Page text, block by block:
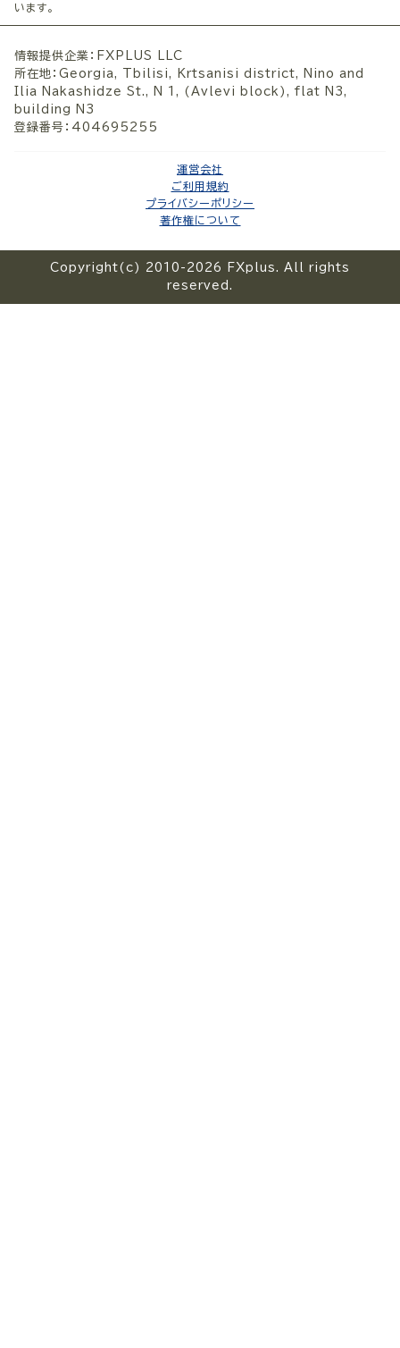
います。
情報提供企業：FXPLUS LLC
所在地：Georgia, Tbilisi, Krtsanisi district, Nino and
Ilia Nakashidze St., N 1, (Avlevi block), flat N3,
building N3
登録番号：404695255
運営会社
ご利用規約
プライバシーポリシー
著作権について
Copyright(c) 2010-2026 FXplus. All rights
reserved.